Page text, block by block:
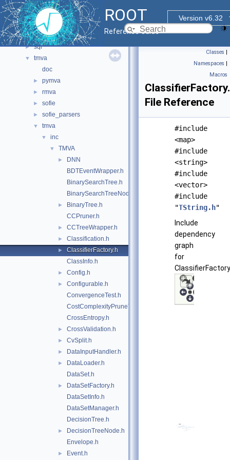
ROOT
Version v6.32
Reference Guide
► montecarlo
► net
► proof
► roofit
► sql
▼
tmva
doc
► pymva
► rmva
► sofie
► sofie_parsers
▼ tmva
▼ inc
▼ TMVA
►
DNN
BDTEventWrapper.h
BinarySearchTree.h
BinarySearchTreeNode.h
►
BinaryTree.h
CCPruner.h
► CCTreeWrapper.h
► Classification.h
►
ClassifierFactory.h
ClassInfo.h
► Config.h
►
Configurable.h
ConvergenceTest.h
CostComplexityPruneTool.h
CrossEntropy.h
► CrossValidation.h
► CvSplit.h
► DataInputHandler.h
►
DataLoader.h
DataSet.h
►
DataSetFactory.h
DataSetInfo.h
DataSetManager.h
DecisionTree.h
►
DecisionTreeNode.h
Envelope.h
► Event.h
Classes |
Namespaces |
Macros
File Reference
#include
<map>
#include
<string>
#include
<vector>
#include
"TString.h"
Include
dependency
graph
for